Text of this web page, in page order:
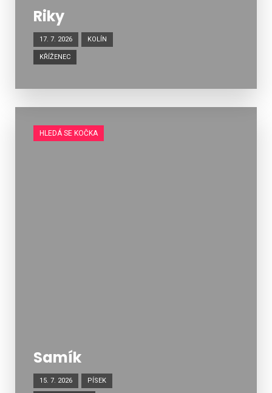
Riky
17. 7. 2026 KOLÍN
KŘÍŽENEC
HLEDÁ SE KOČKA
Samík
15. 7. 2026 PÍSEK